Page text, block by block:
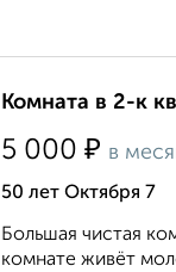
Комната в 2-к
5 000 ₽ в
50 лет Октября 7
Большая чистая
комнате живёт